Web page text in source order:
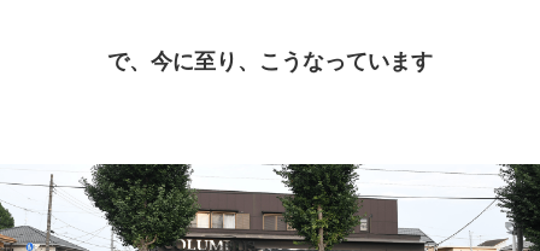
で、今に至り、こうなっています